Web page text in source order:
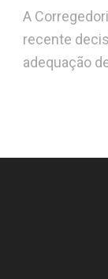
A
recente
adequação